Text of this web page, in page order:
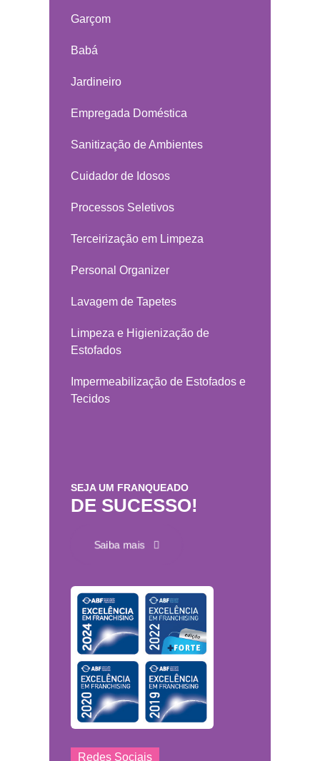
Garçom
Babá
Jardineiro
Empregada Doméstica
Sanitização de Ambientes
Cuidador de Idosos
Processos Seletivos
Terceirização em Limpeza
Personal Organizer
Lavagem de Tapetes
Limpeza e Higienização de
Estofados
Impermeabilização de Estofados e
Tecidos
SEJA UM FRANQUEADO
DE SUCESSO!
Saiba mais
Redes Sociais